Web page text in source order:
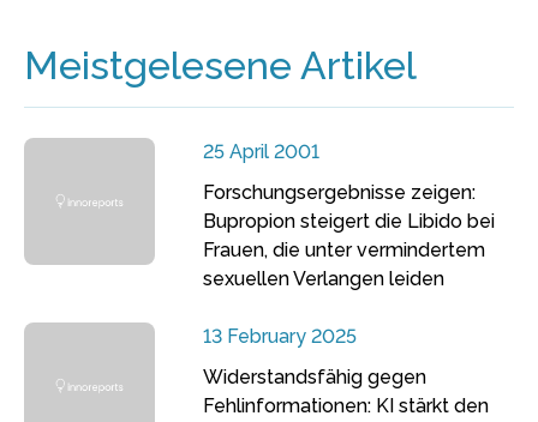
Meistgelesene Artikel
25 April 2001
Forschungsergebnisse zeigen:
Bupropion steigert die Libido bei
Frauen, die unter vermindertem
sexuellen Verlangen leiden
13 February 2025
Widerstandsfähig gegen
Fehlinformationen: KI stärkt den